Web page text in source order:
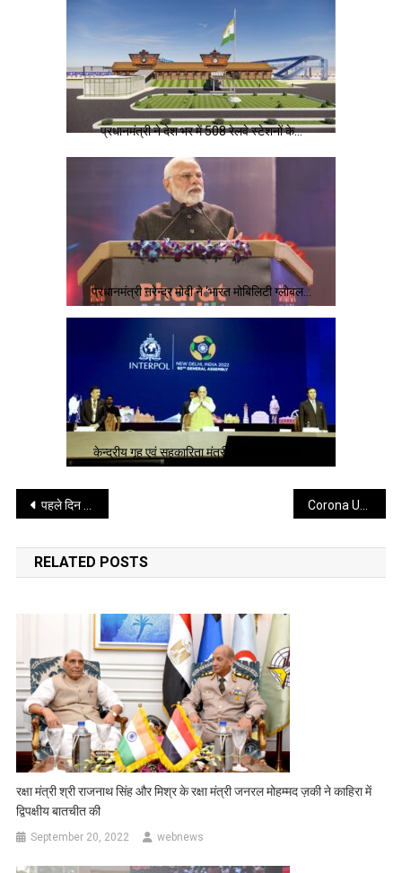
प्रधानमंत्री ने देश भर में 508 रेलवे स्टेशनों के…
प्रधानमंत्री नरेन्द्र मोदी ने ‘भारत मोबिलिटी ग्लोबल…
केन्द्रीय गृह एवं सहकारिता मंत्री अमित शाह ने नई…
Post
navigation
पहले दिन 10 लाख से अधिक लोगों को लगा बूस्टर शॉट, जानें पूरी खबर ||web news||
RELATED POSTS
रक्षा मंत्री श्री राजनाथ सिंह और मिश्र के रक्षा मंत्री जनरल मोहम्मद ज़की ने काहिरा में
द्विपक्षीय बातचीत की
September 20, 2022 webnews